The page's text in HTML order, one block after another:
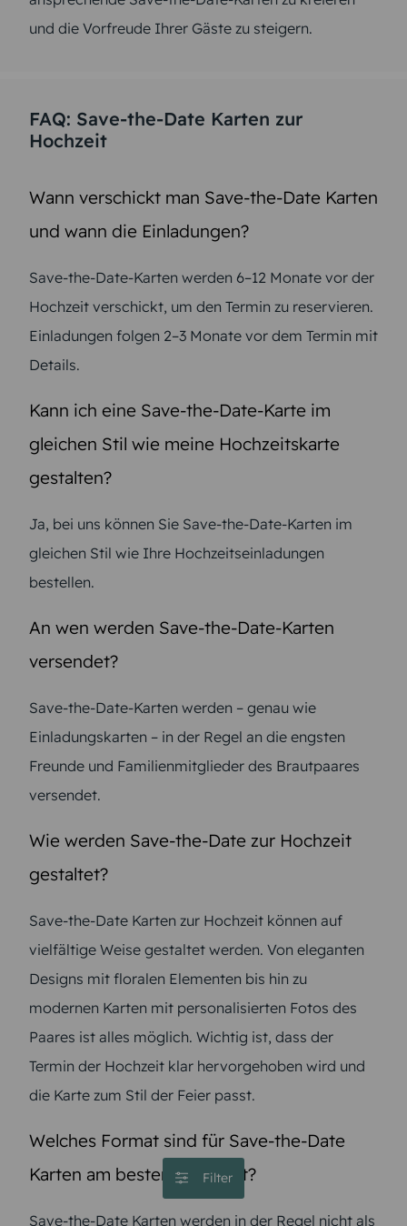
Filter
und die Vorfreude Ihrer Gäste zu steigern.
FAQ: Save-the-Date Karten zur
Hochzeit
Wann verschickt man Save-the-Date Karten
und wann die Einladungen?
Save-the-Date-Karten werden 6–12 Monate vor der
Hochzeit verschickt, um den Termin zu reservieren.
Einladungen folgen 2–3 Monate vor dem Termin mit
Details.
Kann ich eine Save-the-Date-Karte im
gleichen Stil wie meine Hochzeitskarte
gestalten?
Ja, bei uns können Sie Save-the-Date-Karten im
gleichen Stil wie Ihre Hochzeitseinladungen
bestellen.
An wen werden Save-the-Date-Karten
versendet?
Save-the-Date-Karten werden – genau wie
Einladungskarten – in der Regel an die engsten
Freunde und Familienmitglieder des Brautpaares
versendet.
Wie werden Save-the-Date zur Hochzeit
gestaltet?
Save-the-Date Karten zur Hochzeit können auf
vielfältige Weise gestaltet werden. Von eleganten
Designs mit floralen Elementen bis hin zu
modernen Karten mit personalisierten Fotos des
Paares ist alles möglich. Wichtig ist, dass der
Termin der Hochzeit klar hervorgehoben wird und
die Karte zum Stil der Feier passt.
Welches Format sind für Save-the-Date
Karten am besten geeignet?
Save-the-Date Karten werden in der Regel nicht als